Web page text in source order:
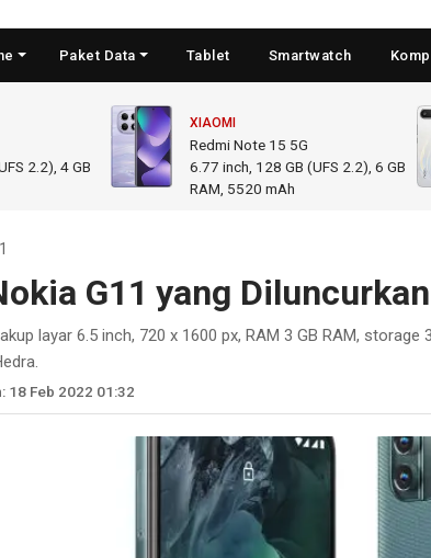
Paket Data Tablet Smartwatch
2.2), 4 GB
XIAOMI
Redmi Note 15 5G
6.77 inch, 128 GB (UFS 2.2), 6 GB
RAM 5520 mAh
G11 yang
layar 6.5 inch, 720 x 1600 px, RAM 3 GB RAM, storage
18 Feb 2022 01:32